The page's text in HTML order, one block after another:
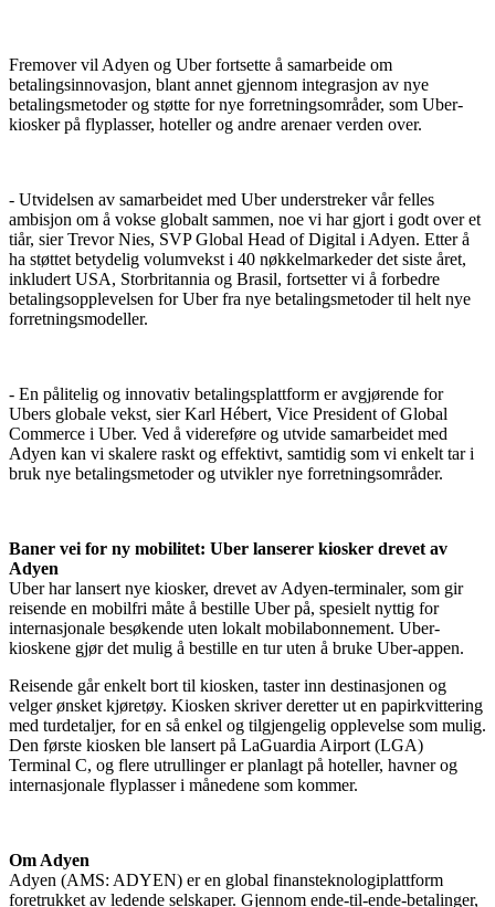
Fremover vil Adyen og Uber fortsette å samarbeide om
betalingsinnovasjon, blant annet gjennom integrasjon av nye
betalingsmetoder og støtte for nye forretningsområder, som Uber-
kiosker på flyplasser, hoteller og andre arenaer verden over.
- Utvidelsen av samarbeidet med Uber understreker vår felles
ambisjon om å vokse globalt sammen, noe vi har gjort i godt over et
tiår, sier Trevor Nies, SVP Global Head of Digital i Adyen. Etter å
ha støttet betydelig volumvekst i 40 nøkkelmarkeder det siste året,
inkludert USA, Storbritannia og Brasil, fortsetter vi å forbedre
betalingsopplevelsen for Uber fra nye betalingsmetoder til helt nye
forretningsmodeller.
- En pålitelig og innovativ betalingsplattform er avgjørende for
Ubers globale vekst, sier Karl Hébert, Vice President of Global
Commerce i Uber. Ved å videreføre og utvide samarbeidet med
Adyen kan vi skalere raskt og effektivt, samtidig som vi enkelt tar i
bruk nye betalingsmetoder og utvikler nye forretningsområder.
Baner vei for ny mobilitet: Uber lanserer kiosker drevet av
Uber har lansert nye kiosker, drevet av Adyen-terminaler, som gir
reisende en mobilfri måte å bestille Uber på, spesielt nyttig for
internasjonale besøkende uten lokalt mobilabonnement. Uber-
kioskene gjør det mulig å bestille en tur uten å bruke Uber-appen.
Reisende går enkelt bort til kiosken, taster inn destinasjonen og
velger ønsket kjøretøy. Kiosken skriver deretter ut en papirkvittering
med turdetaljer, for en så enkel og tilgjengelig opplevelse som mulig.
Den første kiosken ble lansert på LaGuardia Airport (LGA)
Terminal C, og flere utrullinger er planlagt på hoteller, havner og
internasjonale flyplasser i månedene som kommer.
Om Adyen
Adyen (AMS: ADYEN) er en global finansteknologiplattform
foretrukket av ledende selskaper. Gjennom ende-til-ende-betalinger,